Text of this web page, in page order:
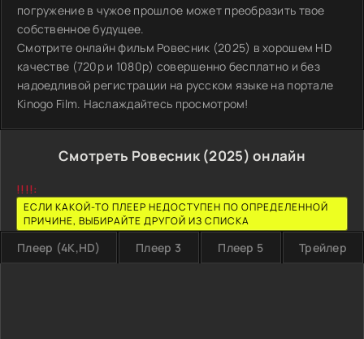
погружение в чужое прошлое может преобразить твое
собственное будущее.
Смотрите онлайн фильм Ровесник (2025) в хорошем HD
качестве (720p и 1080p) совершенно бесплатно и без
надоедливой регистрации на русском языке на портале
Kinogo Film. Наслаждайтесь просмотром!
Смотреть Ровесник (2025) онлайн
!!!!:
ЕСЛИ КАКОЙ-ТО ПЛЕЕР НЕДОСТУПЕН ПО ОПРЕДЕЛЕННОЙ
ПРИЧИНЕ, ВЫБИРАЙТЕ ДРУГОЙ ИЗ СПИСКА
Плеер (4K,HD) Плеер 3 Плеер 5 Трейлер